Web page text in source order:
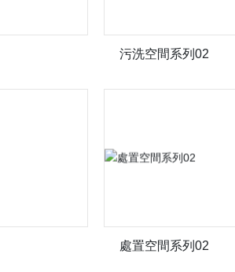
污洗空間系列02
處置空間系列02